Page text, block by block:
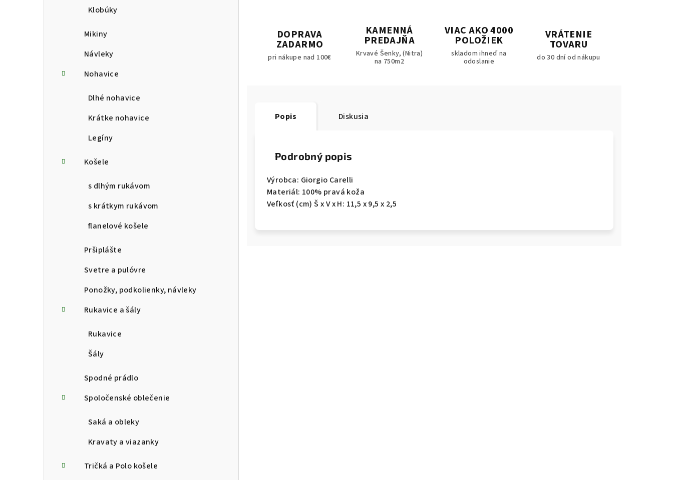
Klobúky
Mikiny
Návleky
Nohavice
Dlhé nohavice
Krátke nohavice
Legíny
Košele
s dlhým rukávom
s krátkym rukávom
flanelové košele
Pršiplášte
Svetre a pulóvre
Ponožky, podkolienky, návleky
Rukavice a šály
Rukavice
Šály
Spodné prádlo
Spoločenské oblečenie
Saká a obleky
Kravaty a viazanky
Tričká a Polo košele
DOPRAVA
ZADARMO
pri nákupe nad 100€
KAMENNÁ
PREDAJŇA
Krvavé Šenky, (Nitra)
na 750m2
VIAC AKO 4000
POLOŽIEK
skladom ihneď na
odoslanie
VRÁTENIE
TOVARU
do 30 dní od nákupu
Popis Diskusia
Podrobný popis
Výrobca: Giorgio Carelli
Materiál: 100% pravá koža
Veľkosť (cm) Š x V x H: 11,5 x 9,5 x 2,5